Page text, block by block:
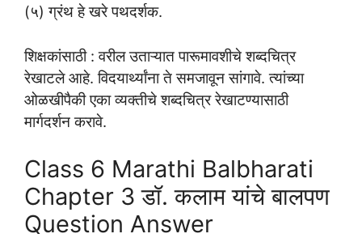
(५) ग्रंथ हे खरे पथदर्शक.
शिक्षकांसाठी : वरील उताऱ्यात पारूमावशीचे शब्दचित्र
रेखाटले आहे. विदयार्थ्यांना ते समजावून सांगावे. त्यांच्या
ओळखीपैकी एका व्यक्तीचे शब्दचित्र रेखाटण्यासाठी
मार्गदर्शन करावे.
Class 6 Marathi Balbharati
Chapter 3 डॉ. कलाम यांचे बालपण
Question Answer